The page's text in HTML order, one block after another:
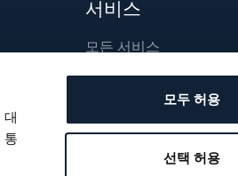
통
모두 허용
선택 허용
서비스
모든 서비스
연락처
위시리스트
사용자 매뉴얼